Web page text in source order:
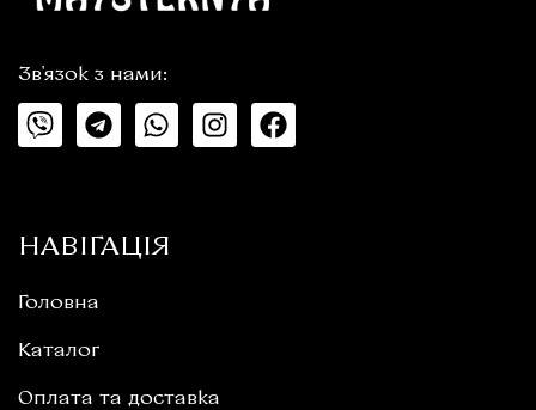
Зв'язок з нами:
НАВІГАЦІЯ
Головна
Каталог
Оплата та доставка